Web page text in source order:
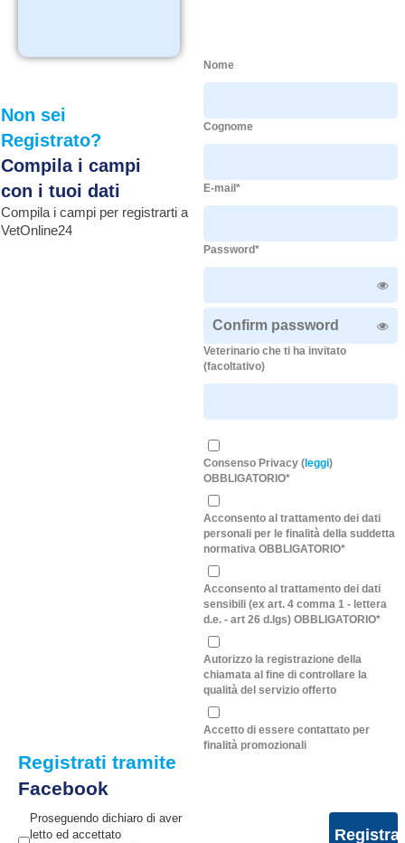
Non sei
Registrato?
Compila i campi
con i tuoi dati
Compila i campi per registrarti a
VetOnline24
Nome
Cognome
E-mail*
Password*
Veterinario che ti ha invitato
(facoltativo)
Consenso Privacy (leggi)
OBBLIGATORIO*
Acconsento al trattamento dei dati
personali per le finalità della suddetta
normativa OBBLIGATORIO*
Acconsento al trattamento dei dati
sensibili (ex art. 4 comma 1 - lettera
d.e. - art 26 d.lgs) OBBLIGATORIO*
Autorizzo la registrazione della
chiamata al fine di controllare la
qualità del servizio offerto
Accetto di essere contattato per
finalità promozionali
Registrati tramite
Facebook
Proseguendo dichiaro di aver
letto ed accettato